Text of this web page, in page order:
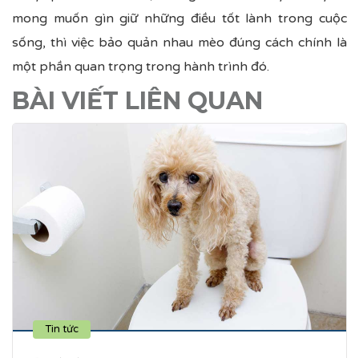
mong muốn gìn giữ những điều tốt lành trong cuộc
sống, thì việc bảo quản nhau mèo đúng cách chính là
một phần quan trọng trong hành trình đó.
BÀI VIẾT LIÊN QUAN
Tin tức